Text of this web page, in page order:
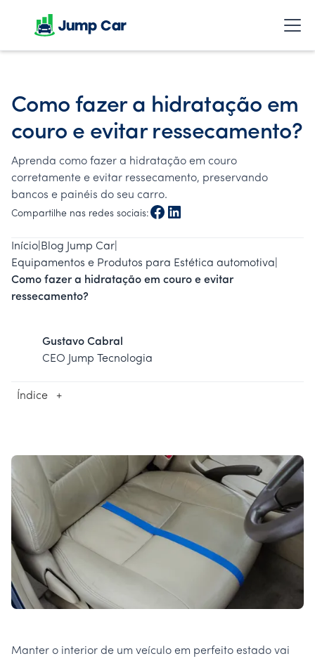
Como fazer a hidratação em
couro e evitar ressecamento?
Aprenda como fazer a hidratação em couro
corretamente e evitar ressecamento, preservando
bancos e painéis do seu carro.
Compartilhe nas redes sociais:
Início Blog Jump Car
Equipamentos e Produtos para Estética automotiva
Como fazer a hidratação em couro e evitar
ressecamento?
Gustavo Cabral
CEO Jump Tecnologia
Índice +
Manter o interior de um veículo em perfeito estado vai